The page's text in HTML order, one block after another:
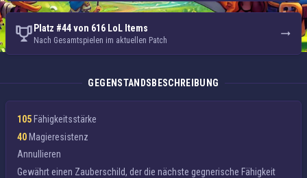
Platz #44 von 616 LoL Items
Nach Gesamtspielen im aktuellen Patch
GEGENSTANDSBESCHREIBUNG
105 Fähigkeitsstärke
40Magieresistenz
Annullieren
Gewährt einen Zauberschild, der die nächste gegnerische Fähigkeit